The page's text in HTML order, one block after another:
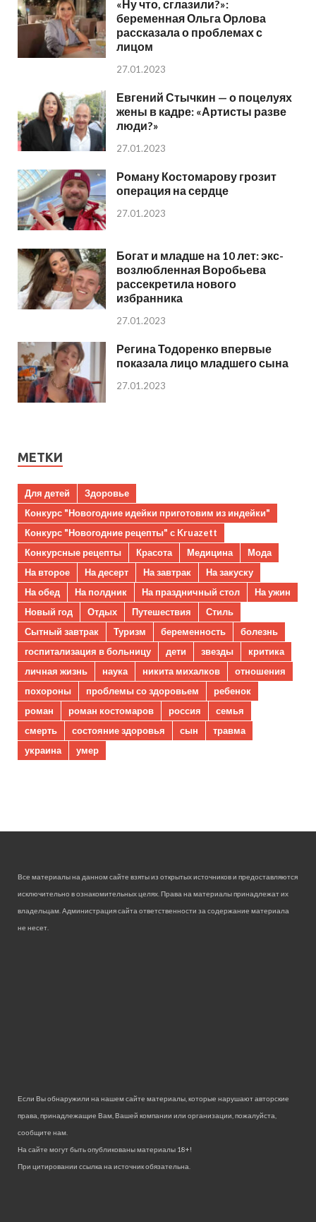
«Ну что, сглазили?»:
беременная Ольга Орлова
рассказала о проблемах с
лицом
27.01.2023
Евгений Стычкин — о поцелуях
жены в кадре: «Артисты разве
люди?»
27.01.2023
Роману Костомарову грозит
операция на сердце
27.01.2023
Богат и младше на 10 лет: экс-
возлюбленная Воробьева
рассекретила нового
избранника
27.01.2023
Регина Тодоренко впервые
показала лицо младшего сына
27.01.2023
МЕТКИ
Для детей
Здоровье
Конкурс "Новогодние идейки приготовим из индейки"
Конкурс "Новогодние рецепты" с Kruazett
Конкурсные рецепты
Красота Медицина
Мода
На второе
На десерт На завтрак
На закуску
На обед
На полдник На праздничный стол
На ужин
Новый год
Отдых Путешествия
Стиль
Сытный завтрак
Туризм беременность
болезнь
госпитализация в больницу
дети звезды
критика
личная жизнь
наука никита михалков
отношения
похороны
проблемы со здоровьем
ребенок
роман
роман костомаров россия
семья
смерть
состояние здоровья сын
травма
украина
умер
Все материалы на данном сайте взяты из открытых источников и предоставляются
исключительно в ознакомительных целях. Права на материалы принадлежат их
владельцам. Администрация сайта ответственности за содержание материала
не несет.
Если Вы обнаружили на нашем сайте материалы, которые нарушают авторские
права, принадлежащие Вам, Вашей компании или организации, пожалуйста,
сообщите нам.
На сайте могут быть опубликованы материалы 18+!
При цитировании ссылка на источник обязательна.